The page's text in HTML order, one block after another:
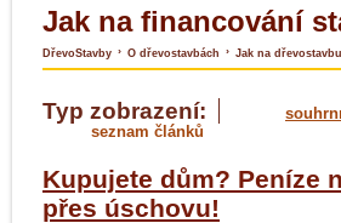
Jak na financování
DřevoStavby › O dřevostavbách › Jak na dřevostavbu
Typ zobrazení:
seznam článků
Kupujete dům? Peníze
přes úschovu!